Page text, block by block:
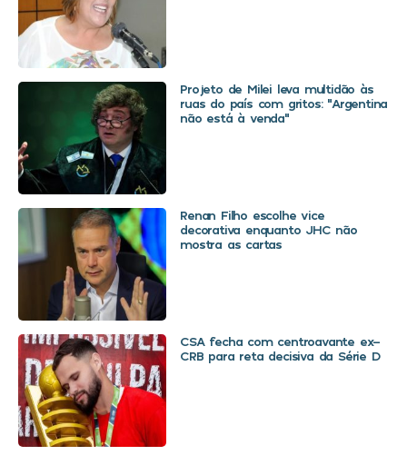
Projeto de Milei leva multidão às
ruas do país com gritos: “Argentina
não está à venda”
Renan Filho escolhe vice
decorativa enquanto JHC não
mostra as cartas
CSA fecha com centroavante ex-
CRB para reta decisiva da Série D